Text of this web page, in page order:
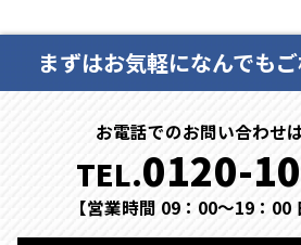
まずはお気軽になんでも
お電話でのお問い合わせ
TEL.0120-
【営業時間 09：00～19：00